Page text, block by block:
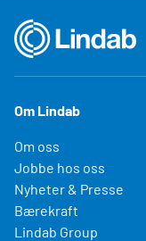
Om Lindab
Om oss
Jobbe hos oss
Nyheter & Presse
Bærekraft
Lindab Group